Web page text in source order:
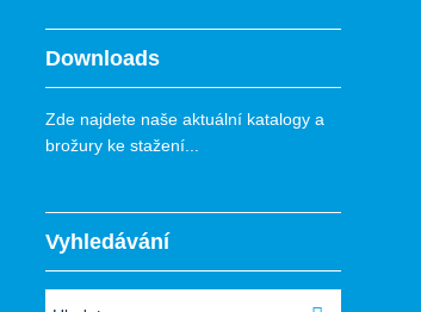
Downloads
Zde najdete naše aktuální katalogy a
brožury ke stažení...
Vyhledávání